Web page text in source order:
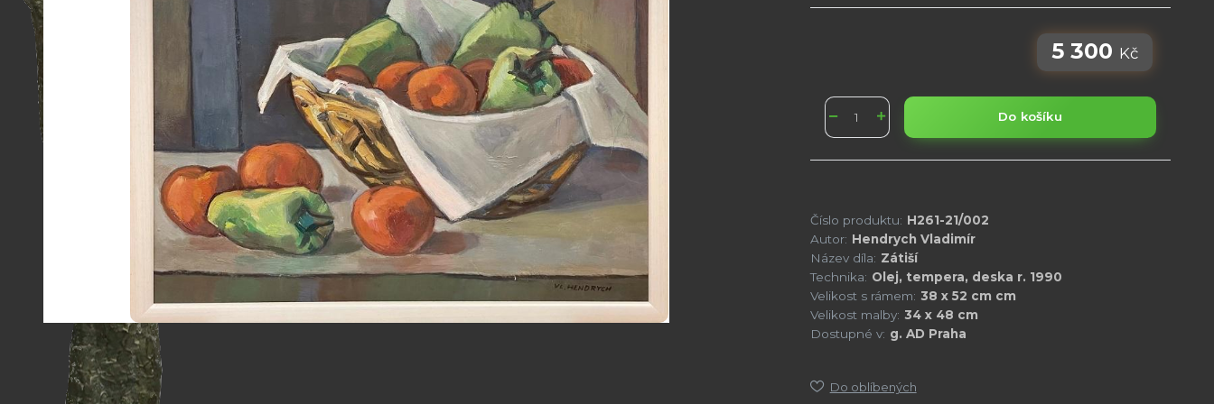
5 300 Kč
Do košíku
Číslo produktu: H261-21/002
Autor: Hendrych Vladimír
Název díla: Zátiší
Technika: Olej, tempera, deska r. 1990
Velikost s rámem: 38 x 52 cm cm
Velikost malby: 34 x 48 cm
Dostupné v: g. AD Praha
Do oblíbených